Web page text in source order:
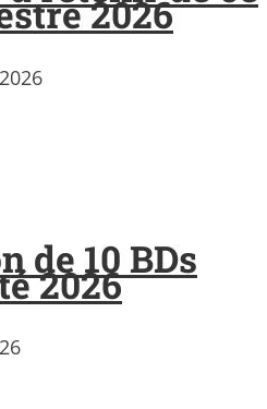
2026
de 10 BDs
2026